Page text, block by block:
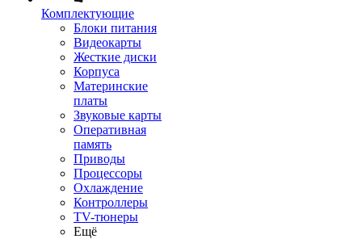
Комплектующие
Блоки питания
Видеокарты
Жесткие диски
Корпуса
Материнские
платы
Звуковые карты
Оперативная
память
Приводы
Процессоры
Охлаждение
Контроллеры
TV-тюнеры
Ещё